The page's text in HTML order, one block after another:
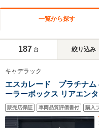
一覧から探す
187 台 絞り込み
キャデラック
エスカレード プラチナ
ーラーボックス リアエン
ップ 純正22AW ディスプ
全方位カメラ 電動バック
ドラレコ LED ETC
販売店保証 車両品質評価書付 購入